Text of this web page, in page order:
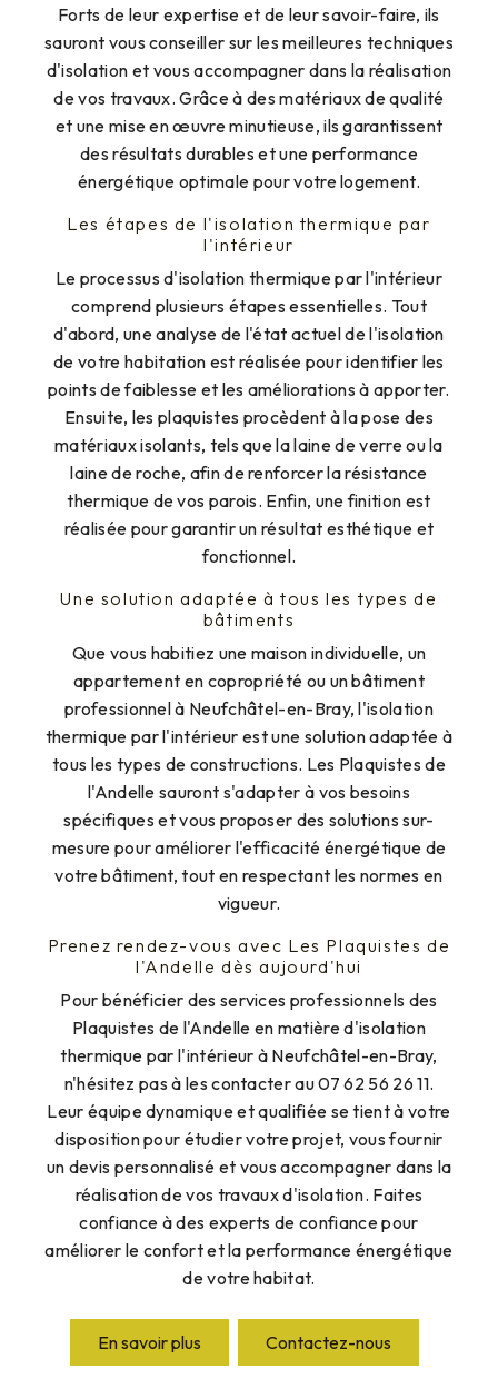
Forts de leur expertise et de leur savoir-faire, ils
sauront vous conseiller sur les meilleures techniques
d'isolation et vous accompagner dans la réalisation
de vos travaux. Grâce à des matériaux de qualité
et une mise en œuvre minutieuse, ils garantissent
des résultats durables et une performance
énergétique optimale pour votre logement.
Les étapes de l'isolation thermique par
l'intérieur
Le processus d'isolation thermique par l'intérieur
comprend plusieurs étapes essentielles. Tout
d'abord, une analyse de l'état actuel de l'isolation
de votre habitation est réalisée pour identifier les
points de faiblesse et les améliorations à apporter.
Ensuite, les plaquistes procèdent à la pose des
matériaux isolants, tels que la laine de verre ou la
laine de roche, afin de renforcer la résistance
thermique de vos parois. Enfin, une finition est
réalisée pour garantir un résultat esthétique et
fonctionnel.
Une solution adaptée à tous les types de
bâtiments
Que vous habitiez une maison individuelle, un
appartement en copropriété ou un bâtiment
professionnel à Neufchâtel-en-Bray, l'isolation
thermique par l'intérieur est une solution adaptée à
tous les types de constructions. Les Plaquistes de
l'Andelle sauront s'adapter à vos besoins
spécifiques et vous proposer des solutions sur-
mesure pour améliorer l'efficacité énergétique de
votre bâtiment, tout en respectant les normes en
vigueur.
Prenez rendez-vous avec Les Plaquistes de
l'Andelle dès aujourd'hui
Pour bénéficier des services professionnels des
Plaquistes de l'Andelle en matière d'isolation
thermique par l'intérieur à Neufchâtel-en-Bray,
n'hésitez pas à les contacter au 07 62 56 26 11.
Leur équipe dynamique et qualifiée se tient à votre
disposition pour étudier votre projet, vous fournir
un devis personnalisé et vous accompagner dans la
réalisation de vos travaux d'isolation. Faites
confiance à des experts de confiance pour
améliorer le confort et la performance énergétique
de votre habitat.
En savoir plus Contactez-nous